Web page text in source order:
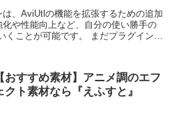
、AviUtlの機能を拡張するための追加
や性能向上など、自分の使い勝手の
ことが可能です。 まだプラグインの
【おすすめ素材】アニメ調のエフ
クト素材なら『えふすと』